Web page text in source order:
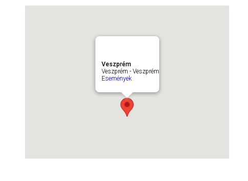
Veszprém
Veszprém - Veszprém
Események